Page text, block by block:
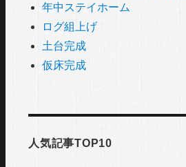
年中ステイホーム
ログ組上げ
土台完成
仮床完成
人気記事TOP10